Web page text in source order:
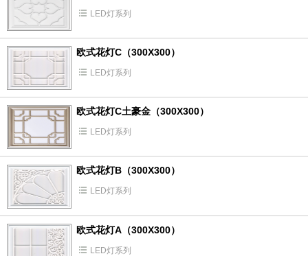
LED灯系列
欧式花灯C（300X300）
LED灯系列
欧式花灯C土豪金（300X300）
LED灯系列
欧式花灯B（300X300）
LED灯系列
欧式花灯A（300X300）
LED灯系列